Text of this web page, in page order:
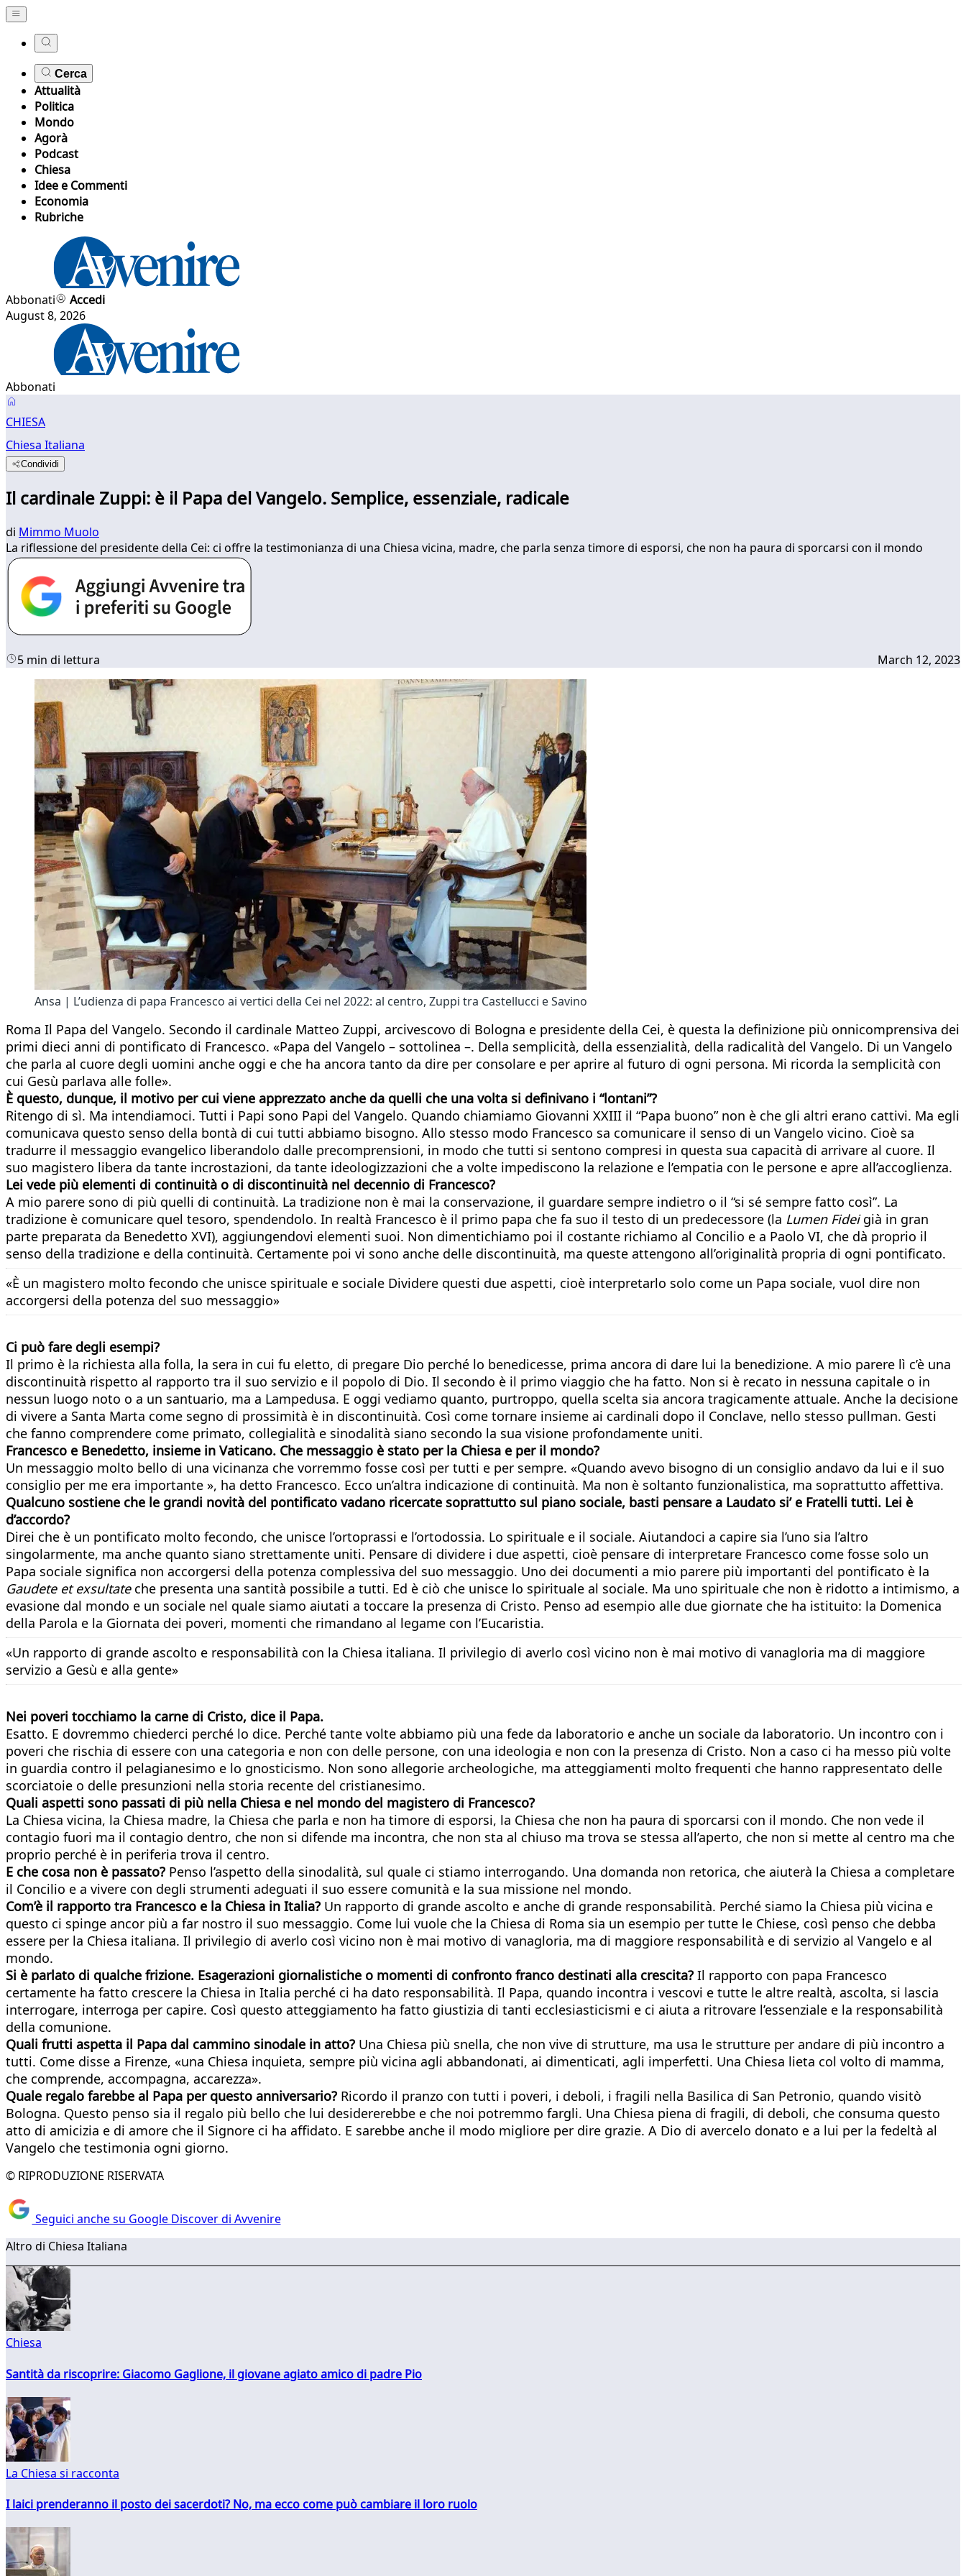
Cerca
Attualità
Politica
Mondo
Agorà
Podcast
Chiesa
Idee e Commenti
Economia
Rubriche
Abbonati
Accedi
August 8, 2026
Abbonati
CHIESA
Chiesa Italiana
Condividi
Il cardinale Zuppi: è il Papa del Vangelo. Semplice, essenziale, radicale
di Mimmo Muolo
La riflessione del presidente della Cei: ci offre la testimonianza di una Chiesa vicina, madre, che parla senza timore di esporsi, che non ha paura di sporcarsi con il mondo
5 min di lettura March 12, 2023
Ansa | L’udienza di papa Francesco ai vertici della Cei nel 2022: al centro, Zuppi tra Castellucci e Savino
Roma Il Papa del Vangelo. Secondo il cardinale Matteo Zuppi, arcivescovo di Bologna e presidente della Cei, è questa la definizione più onnicomprensiva dei
primi dieci anni di pontificato di Francesco. «Papa del Vangelo – sottolinea –. Della semplicità, della essenzialità, della radicalità del Vangelo. Di un Vangelo
che parla al cuore degli uomini anche oggi e che ha ancora tanto da dire per consolare e per aprire al futuro di ogni persona. Mi ricorda la semplicità con
cui Gesù parlava alle folle».
È questo, dunque, il motivo per cui viene apprezzato anche da quelli che una volta si definivano i “lontani”?
Ritengo di sì. Ma intendiamoci. Tutti i Papi sono Papi del Vangelo. Quando chiamiamo Giovanni XXIII il “Papa buono” non è che gli altri erano cattivi. Ma egli
comunicava questo senso della bontà di cui tutti abbiamo bisogno. Allo stesso modo Francesco sa comunicare il senso di un Vangelo vicino. Cioè sa
tradurre il messaggio evangelico liberandolo dalle precomprensioni, in modo che tutti si sentono compresi in questa sua capacità di arrivare al cuore. Il
suo magistero libera da tante incrostazioni, da tante ideologizzazioni che a volte impediscono la relazione e l’empatia con le persone e apre all’accoglienza.
Lei vede più elementi di continuità o di discontinuità nel decennio di Francesco?
A mio parere sono di più quelli di continuità. La tradizione non è mai la conservazione, il guardare sempre indietro o il “si sé sempre fatto così”. La
tradizione è comunicare quel tesoro, spendendolo. In realtà Francesco è il primo papa che fa suo il testo di un predecessore (la Lumen Fideigià in gran
parte preparata da Benedetto XVI), aggiungendovi elementi suoi. Non dimentichiamo poi il costante richiamo al Concilio e a Paolo VI, che dà proprio il
senso della tradizione e della continuità. Certamente poi vi sono anche delle discontinuità, ma queste attengono all’originalità propria di ogni pontificato.
«È un magistero molto fecondo che unisce spirituale e sociale Dividere questi due aspetti, cioè interpretarlo solo come un Papa sociale, vuol dire non
accorgersi della potenza del suo messaggio»
Ci può fare degli esempi?
Il primo è la richiesta alla folla, la sera in cui fu eletto, di pregare Dio perché lo benedicesse, prima ancora di dare lui la benedizione. A mio parere lì c’è una
discontinuità rispetto al rapporto tra il suo servizio e il popolo di Dio. Il secondo è il primo viaggio che ha fatto. Non si è recato in nessuna capitale o in
nessun luogo noto o a un santuario, ma a Lampedusa. E oggi vediamo quanto, purtroppo, quella scelta sia ancora tragicamente attuale. Anche la decisione
di vivere a Santa Marta come segno di prossimità è in discontinuità. Così come tornare insieme ai cardinali dopo il Conclave, nello stesso pullman. Gesti
che fanno comprendere come primato, collegialità e sinodalità siano secondo la sua visione profondamente uniti.
Francesco e Benedetto, insieme in Vaticano. Che messaggio è stato per la Chiesa e per il mondo?
Un messaggio molto bello di una vicinanza che vorremmo fosse così per tutti e per sempre. «Quando avevo bisogno di un consiglio andavo da lui e il suo
consiglio per me era importante », ha detto Francesco. Ecco un’altra indicazione di continuità. Ma non è soltanto funzionalistica, ma soprattutto affettiva.
Qualcuno sostiene che le grandi novità del pontificato vadano ricercate soprattutto sul piano sociale, basti pensare a Laudato si’ e Fratelli tutti. Lei è
d’accordo?
Direi che è un pontificato molto fecondo, che unisce l’ortoprassi e l’ortodossia. Lo spirituale e il sociale. Aiutandoci a capire sia l’uno sia l’altro
singolarmente, ma anche quanto siano strettamente uniti. Pensare di dividere i due aspetti, cioè pensare di interpretare Francesco come fosse solo un
Papa sociale significa non accorgersi della potenza complessiva del suo messaggio. Uno dei documenti a mio parere più importanti del pontificato è la
Gaudete et exsultateche presenta una santità possibile a tutti. Ed è ciò che unisce lo spirituale al sociale. Ma uno spirituale che non è ridotto a intimismo, a
evasione dal mondo e un sociale nel quale siamo aiutati a toccare la presenza di Cristo. Penso ad esempio alle due giornate che ha istituito: la Domenica
della Parola e la Giornata dei poveri, momenti che rimandano al legame con l’Eucaristia.
«Un rapporto di grande ascolto e responsabilità con la Chiesa italiana. Il privilegio di averlo così vicino non è mai motivo di vanagloria ma di maggiore
servizio a Gesù e alla gente»
Nei poveri tocchiamo la carne di Cristo, dice il Papa.
Esatto. E dovremmo chiederci perché lo dice. Perché tante volte abbiamo più una fede da laboratorio e anche un sociale da laboratorio. Un incontro con i
poveri che rischia di essere con una categoria e non con delle persone, con una ideologia e non con la presenza di Cristo. Non a caso ci ha messo più volte
in guardia contro il pelagianesimo e lo gnosticismo. Non sono allegorie archeologiche, ma atteggiamenti molto frequenti che hanno rappresentato delle
scorciatoie o delle presunzioni nella storia recente del cristianesimo.
Quali aspetti sono passati di più nella Chiesa e nel mondo del magistero di Francesco?
La Chiesa vicina, la Chiesa madre, la Chiesa che parla e non ha timore di esporsi, la Chiesa che non ha paura di sporcarsi con il mondo. Che non vede il
contagio fuori ma il contagio dentro, che non si difende ma incontra, che non sta al chiuso ma trova se stessa all’aperto, che non si mette al centro ma che
proprio perché è in periferia trova il centro.
E che cosa non è passato? Penso l’aspetto della sinodalità, sul quale ci stiamo interrogando. Una domanda non retorica, che aiuterà la Chiesa a completare
il Concilio e a vivere con degli strumenti adeguati il suo essere comunità e la sua missione nel mondo.
Com’è il rapporto tra Francesco e la Chiesa in Italia? Un rapporto di grande ascolto e anche di grande responsabilità. Perché siamo la Chiesa più vicina e
questo ci spinge ancor più a far nostro il suo messaggio. Come lui vuole che la Chiesa di Roma sia un esempio per tutte le Chiese, così penso che debba
essere per la Chiesa italiana. Il privilegio di averlo così vicino non è mai motivo di vanagloria, ma di maggiore responsabilità e di servizio al Vangelo e al
mondo.
Si è parlato di qualche frizione. Esagerazioni giornalistiche o momenti di confronto franco destinati alla crescita? Il rapporto con papa Francesco
certamente ha fatto crescere la Chiesa in Italia perché ci ha dato responsabilità. Il Papa, quando incontra i vescovi e tutte le altre realtà, ascolta, si lascia
interrogare, interroga per capire. Così questo atteggiamento ha fatto giustizia di tanti ecclesiasticismi e ci aiuta a ritrovare l’essenziale e la responsabilità
della comunione.
Quali frutti aspetta il Papa dal cammino sinodale in atto? Una Chiesa più snella, che non vive di strutture, ma usa le strutture per andare di più incontro a
tutti. Come disse a Firenze, «una Chiesa inquieta, sempre più vicina agli abbandonati, ai dimenticati, agli imperfetti. Una Chiesa lieta col volto di mamma,
che comprende, accompagna, accarezza».
Quale regalo farebbe al Papa per questo anniversario? Ricordo il pranzo con tutti i poveri, i deboli, i fragili nella Basilica di San Petronio, quando visitò
Bologna. Questo penso sia il regalo più bello che lui desidererebbe e che noi potremmo fargli. Una Chiesa piena di fragili, di deboli, che consuma questo
atto di amicizia e di amore che il Signore ci ha affidato. E sarebbe anche il modo migliore per dire grazie. A Dio di avercelo donato e a lui per la fedeltà al
Vangelo che testimonia ogni giorno.
© RIPRODUZIONE RISERVATA
Seguici anche su Google Discover di Avvenire
Altro di Chiesa Italiana
Chiesa
Santità da riscoprire: Giacomo Gaglione, il giovane agiato amico di padre Pio
La Chiesa si racconta
I laici prenderanno il posto dei sacerdoti? No, ma ecco come può cambiare il loro ruolo